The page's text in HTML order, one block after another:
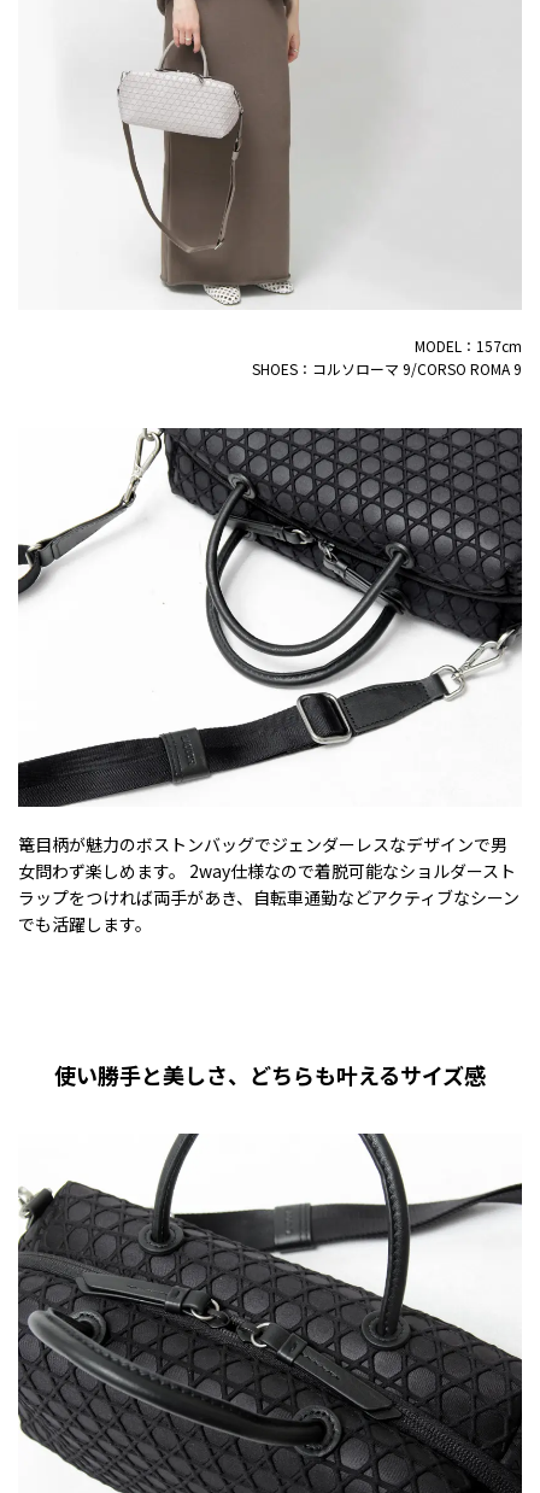
MODEL：157cm
SHOES：コルソローマ 9/CORSO ROMA 9
篭目柄が魅力のボストンバッグでジェンダーレスなデザインで男
女問わず楽しめます。 2way仕様なので着脱可能なショルダースト
ラップをつければ両手があき、自転車通勤などアクティブなシーン
でも活躍します。
使い勝手と美しさ、どちらも叶えるサイズ感